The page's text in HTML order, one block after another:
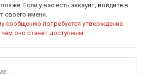
Если у вас есть аккаунт, войдите в
своего имени.
сообщению потребуется утверждение
оно станет доступным.